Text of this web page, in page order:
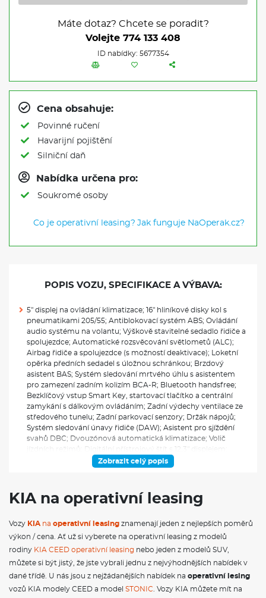
Máte dotaz? Chcete se poradit?
Volejte 774 133 408
ID nabídky: 5677354
Cena obsahuje:
Povinné ručení
Havarijní pojištění
Silniční daň
Nabídka určena pro:
Soukromé osoby
Co je operativní leasing? Jak funguje NaOperak.cz?
POPIS VOZU, SPECIFIKACE A VÝBAVA:
5" displej na ovládání klimatizace; 16" hliníkové disky kol s
pneumatikami 205/55; Antiblokovací systém ABS; Ovládání
audio systému na volantu; Výškově stavitelné sedadlo řidiče a
spolujezdce; Automatické rozsvěcování světlometů (ALC);
Airbag řidiče a spolujezdce (s možností deaktivace); Loketní
opěrka předních sedadel s úložnou schránkou; Brzdový
asistent BAS; Systém sledování mrtvého úhlu s asistentem
pro zamezení zadním kolizím BCA-R; Bluetooth handsfree;
Bezklíčový vstup Smart Key, startovací tlačítko a centrální
zamykání s dálkovým ovládáním; Zadní výdechy ventilace ze
středového tunelu; Zadní parkovací senzory; Držák nápojů;
Systém sledování únavy řidiče (DAW); Asistent pro sjíždění
svahů DBC; Dvouzónová automatická klimatizace; Volič
jízdních režimů; Digitální přístrojový štít s 12,3" displejem;
Rozdělovač brzdného tlaku EBD; Elektrochromatické zpětné
parkovací brzda (EPB) s funkcí Auto Hold; Elektronický
stabilizační systém ESC; Systém autonomního nouzového
Přední parkovací senzory; Asistent pro rozjezd do kopce HAC;
Automatické přepínání dálkových světlometů (HBA); Asistent
pro jízdu na dálnici HDA; Systém monitorování stavu řidiče
Indikace nezapnutých pásů; Inteligentní ukazatel rychlostních
limitů (ISLA); Ukotvení dětské sedačky ISOFIX na krajních
sedadlech 2. řady; Hlavní světlomety LED s automatickým
Zobrazit celý popis
KIA na operativní leasing
Vozy KIA na operativní leasing znamenají jeden z nejlepších poměrů
výkon / cena. Ať už si vyberete na operativní leasing z modelů
rodiny KIA CEED operativní leasing nebo jeden z modelů SUV,
můžete si být jistý, že jste vybrali jednu z nejvýhodnějších nabídek v
dané třídě. U nás jsou z nejžádanějších nabídek na operativní lesing
vozů KIA modely CEED a model STONIC . Vozy KIA můžete mít na